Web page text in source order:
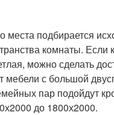
места подбирается
комнаты. Если
можно сделать
мебели с большой
пар подойдут
до 1800х2000.